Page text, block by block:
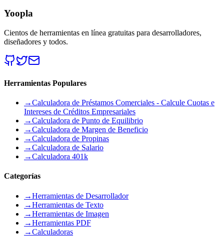
Yoopla
Cientos de herramientas en línea gratuitas para desarrolladores,
diseñadores y todos.
Herramientas Populares
→Calculadora de Préstamos Comerciales - Calcule Cuotas e
Intereses de Créditos Empresariales
→Calculadora de Punto de Equilibrio
→Calculadora de Margen de Beneficio
→Calculadora de Propinas
→Calculadora de Salario
→Calculadora 401k
Categorías
→Herramientas de Desarrollador
→Herramientas de Texto
→Herramientas de Imagen
→Herramientas PDF
→Calculadoras